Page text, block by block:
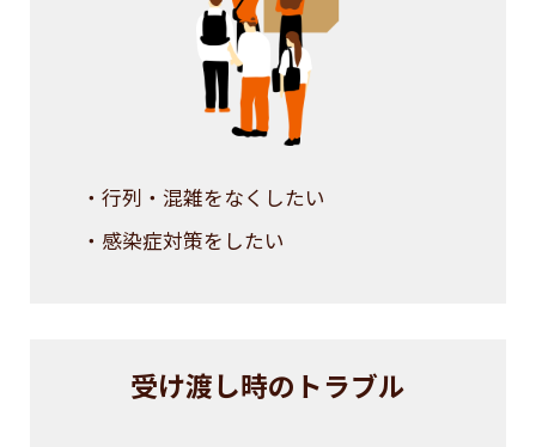
・行列・混雑をなくしたい
・感染症対策をしたい
受け渡し時のトラブル